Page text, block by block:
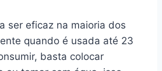
ser eficaz na maioria dos
quando é usada até 23
basta colocar